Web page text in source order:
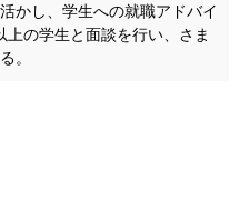
かし、学生への就職アドバイ
の学生と面談を行い、さま
。